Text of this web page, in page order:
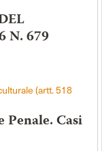
N. 679
(artt. 518
Penale. Casi